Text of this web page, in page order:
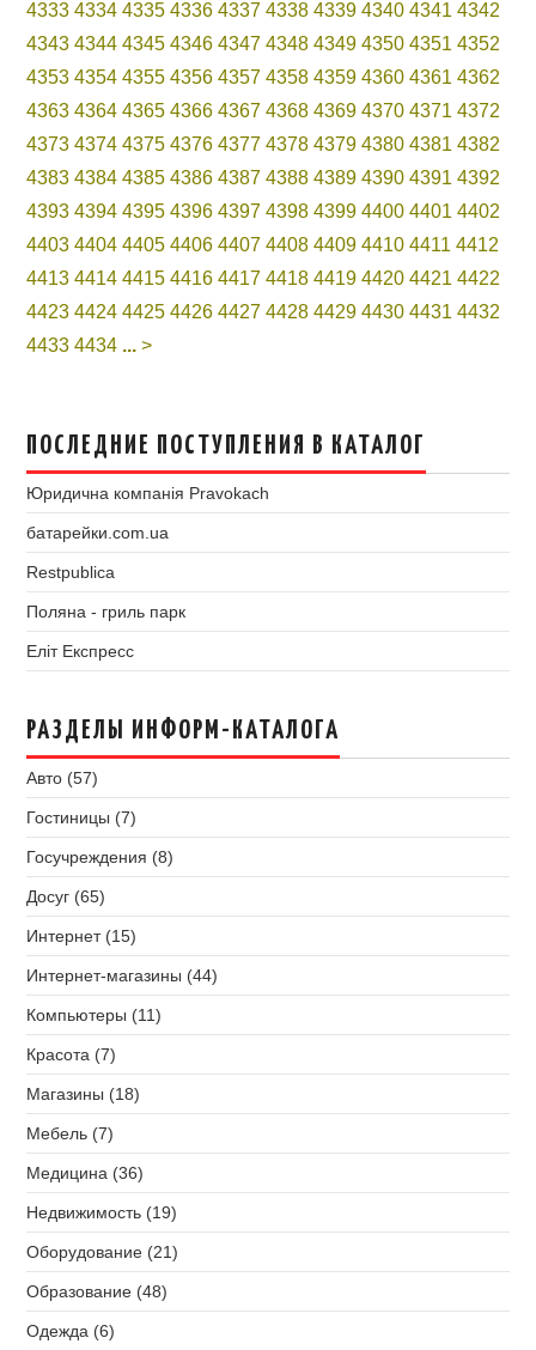
4333 4334 4335 4336 4337 4338 4339 4340 4341 4342
4343 4344 4345 4346 4347 4348 4349 4350 4351 4352
4353 4354 4355 4356 4357 4358 4359 4360 4361 4362
4363 4364 4365 4366 4367 4368 4369 4370 4371 4372
4373 4374 4375 4376 4377 4378 4379 4380 4381 4382
4383 4384 4385 4386 4387 4388 4389 4390 4391 4392
4393 4394 4395 4396 4397 4398 4399 4400 4401 4402
4403 4404 4405 4406 4407 4408 4409 4410 4411 4412
4413 4414 4415 4416 4417 4418 4419 4420 4421 4422
4423 4424 4425 4426 4427 4428 4429 4430 4431 4432
4433 4434 ... >
ПОСЛЕДНИЕ ПОСТУПЛЕНИЯ В КАТАЛОГ
Юридична компанія Pravokach
батарейки.com.ua
Restpublica
Поляна - гриль парк
Еліт Експресс
РАЗДЕЛЫ ИНФОРМ-КАТАЛОГА
Авто (57)
Гостиницы (7)
Госучреждения (8)
Досуг (65)
Интернет (15)
Интернет-магазины (44)
Компьютеры (11)
Красота (7)
Магазины (18)
Мебель (7)
Медицина (36)
Недвижимость (19)
Оборудование (21)
Образование (48)
Одежда (6)